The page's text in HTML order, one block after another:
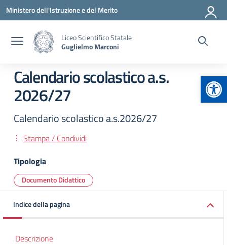
Vai ai contenuti
Vai al menu di navigazione
Vai al footer
Ministero dell'Istruzione e del Merito
Liceo Scientifico Statale
Guglielmo Marconi
Calendario scolastico a.s.
2026/27
Calendario scolastico a.s.2026/27
Stampa / Condividi
Tipologia
Documento Didattico
Indice della pagina
Descrizione